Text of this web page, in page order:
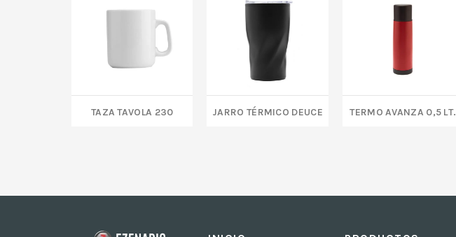
TAZA TAVOLA 230 JARRO TÉRMICO DEUCE Termo AVANZA 0,5 Lt.